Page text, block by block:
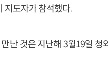
지도자가 참석했다.
난 것은 지난해 3월19일 청